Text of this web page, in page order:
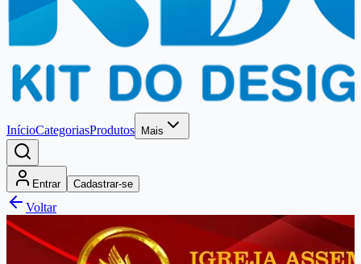
InícioCategoriasProdutos Mais
Entrar Cadastrar-se
Voltar